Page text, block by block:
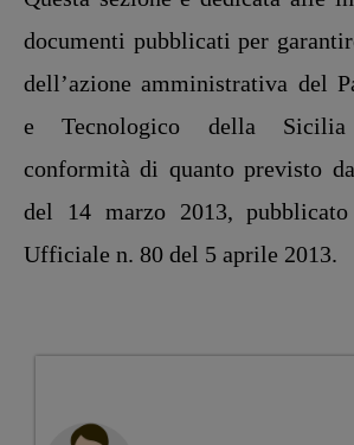
documenti pubblicati per
dell’azione amministrativa del
e Tecnologico della
conformità di quanto previsto
del 14 marzo 2013,
Ufficiale n. 80 del 5 aprile 2013.